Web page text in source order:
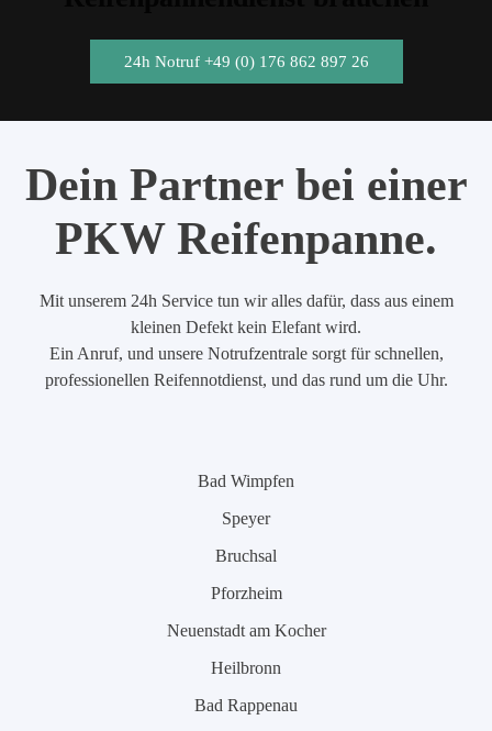
24h Notruf +49 (0) 176 862 897 26
Dein Partner bei einer
PKW Reifenpanne.
Mit unserem 24h Service tun wir alles dafür, dass aus einem
kleinen Defekt kein Elefant wird.
Ein Anruf, und unsere Notrufzentrale sorgt für schnellen,
professionellen Reifennotdienst, und das rund um die Uhr.
Bad Wimpfen
Speyer
Bruchsal
Pforzheim
Neuenstadt am Kocher
Heilbronn
Bad Rappenau